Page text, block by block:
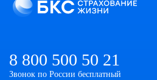
8 800 500 50 21
Звонок по России бесплатный